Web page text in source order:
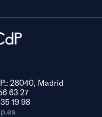
28040, Madrid
63 27
19 98